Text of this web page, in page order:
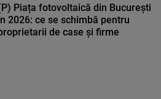
Piața fotovoltaică din București
2026: ce se schimbă pentru
de case și firme